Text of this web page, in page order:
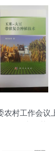
农村工作会议